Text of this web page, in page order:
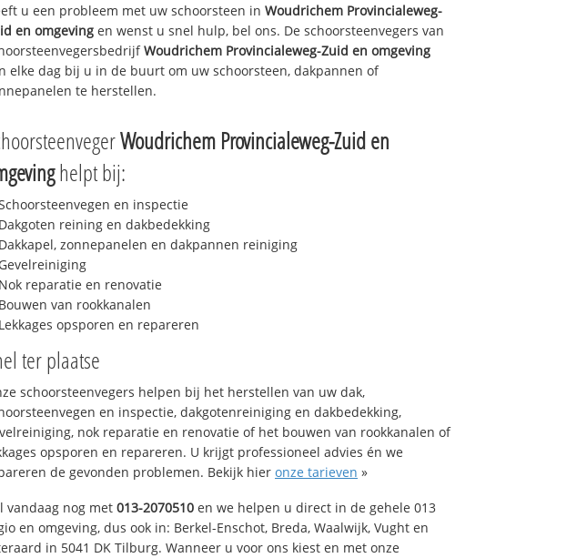
u een probleem met uw schoorsteen in Woudrichem Provincialeweg-
en omgeving en wenst u snel hulp, bel ons. De schoorsteenvegers van
Woudrichem Provincialeweg-Zuid en omgeving
elke dag bij u in de buurt om uw schoorsteen, dakpannen of
te herstellen.
Woudrichem Provincialeweg-Zuid en
helpt bij:
en inspectie
Dakgoten reining en dakbedekking
Dakkapel, zonnepanelen en dakpannen reiniging
Gevelreiniging
Nok reparatie en renovatie
Bouwen van rookkanalen
Lekkages opsporen en repareren
ter plaatse
schoorsteenvegers helpen bij het herstellen van uw dak,
en inspectie, dakgotenreiniging en dakbedekking,
nok reparatie en renovatie of het bouwen van rookkanalen of
opsporen en repareren. U krijgt professioneel advies én we
de gevonden problemen. Bekijk hier onze tarieven »
vandaag nog met 013-2070510 en we helpen u direct in de gehele 013
en omgeving, dus ook in: Berkel-Enschot, Breda, Waalwijk, Vught en
in 5041 DK Tilburg. Wanneer u voor ons kiest en met onze